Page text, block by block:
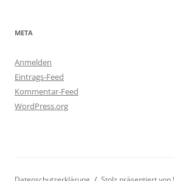
META
Anmelden
Eintrags-Feed
Kommentar-Feed
WordPress.org